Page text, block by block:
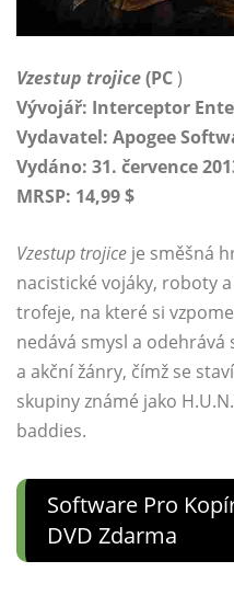
Vzestup trojice(PC)
Vývojář: Interceptor
Vydavatel: Apogee
Vydáno: 31. července
MRSP: 14,99 $
Vzestup trojice je směšná
nacistické vojáky, roboty
trofeje, na které si
nedává smysl a odehrává
a akční žánry, čímž se
skupiny známé jako
baddies.
Software Pro
DVD Zdarma